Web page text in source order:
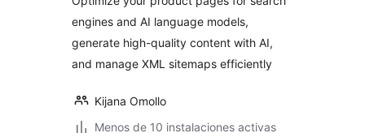
engines and AI language models,
generate high-quality content with AI,
and manage XML sitemaps efficiently
Kijana Omollo
Menos de 10 instalaciones activas